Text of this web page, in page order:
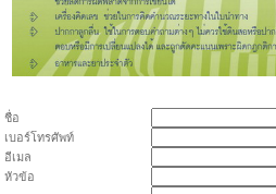
ชื่อ
เบอร์โทรศัพท์
อีเมล
หัวข้อ